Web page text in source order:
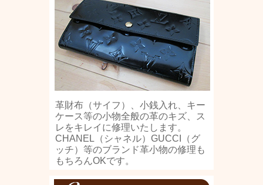
革財布（サイフ）、小銭入れ、キー
ケース等の小物全般の革のキズ、ス
レをキレイに修理いたします。
CHANEL（シャネル）GUCCI（グ
ッチ）等のブランド革小物の修理も
もちろんOKです。